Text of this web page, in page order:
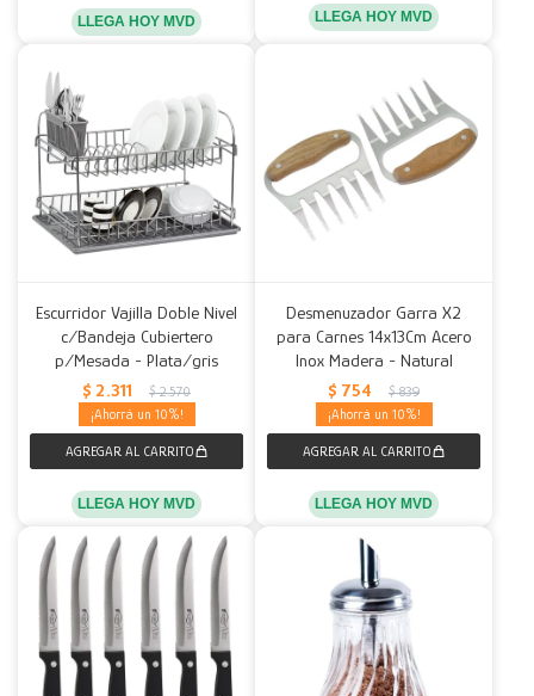
LLEGA HOY MVD LLEGA HOY MVD
Escurridor Vajilla Doble Nivel
c/Bandeja Cubiertero
p/Mesada - Plata/gris
$ 2.311 $ 2.570
10
LLEGA HOY MVD
Desmenuzador Garra X2
para Carnes 14x13Cm Acero
Inox Madera - Natural
$ 754 $ 839
10
LLEGA HOY MVD